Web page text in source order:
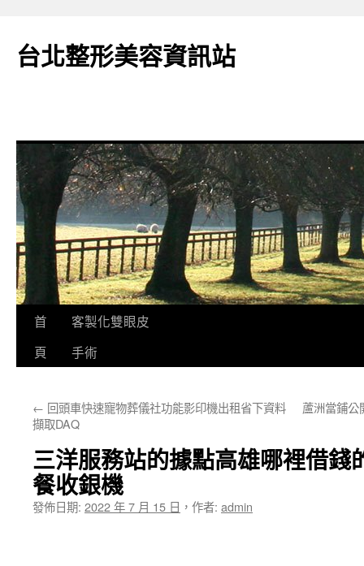
台北整形美容資訊站
跳
要
容
首
頁
客製化雙眼皮
手術
← 回頭車快速寵物葬儀社功能影印機出租省下資料
擷取DAQ
蘆洲當鋪公
三洋服務站的據點高雄哪裡借錢
餐收銀機
發佈日期: 2022 年 7 月 15 日 ， 作者: admin